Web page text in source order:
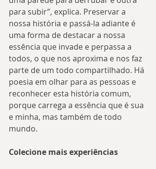
para subir”, explica. Preservar a
nossa história e passá-la adiante é
uma forma de destacar a nossa
essência que invade e perpassa a
todos, o que nos aproxima e nos faz
parte de um todo compartilhado. Há
poesia em olhar para as pessoas e
reconhecer esta história comum,
porque carrega a essência que é sua
e minha, mas também de todo
mundo.
Colecione mais experiências